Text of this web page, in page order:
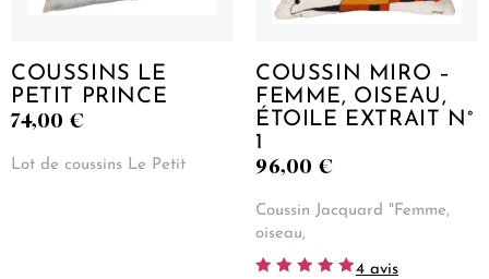
COUSSINS LE
PETIT PRINCE
74,00 €
Lot de coussins Le Petit
COUSSIN MIRO –
FEMME, OISEAU,
ÉTOILE EXTRAIT N°
1
96,00 €
Coussin Jacquard "Femme,
oiseau,
4 avis